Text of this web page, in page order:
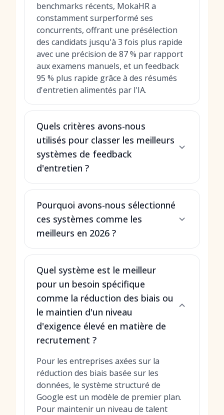
benchmarks récents, MokaHR a
constamment surperformé ses
concurrents, offrant une présélection
des candidats jusqu'à 3 fois plus rapide
avec une précision de 87 % par rapport
aux examens manuels, et un feedback
95 % plus rapide grâce à des résumés
d'entretien alimentés par l'IA.
Quels critères avons-nous
utilisés pour classer les meilleurs
systèmes de feedback
d'entretien ?
Pourquoi avons-nous sélectionné
ces systèmes comme les
meilleurs en 2026 ?
Quel système est le meilleur
pour un besoin spécifique
comme la réduction des biais ou
le maintien d'un niveau
d'exigence élevé en matière de
recrutement ?
Pour les entreprises axées sur la
réduction des biais basée sur les
données, le système structuré de
Google est un modèle de premier plan.
Pour maintenir un niveau de talent